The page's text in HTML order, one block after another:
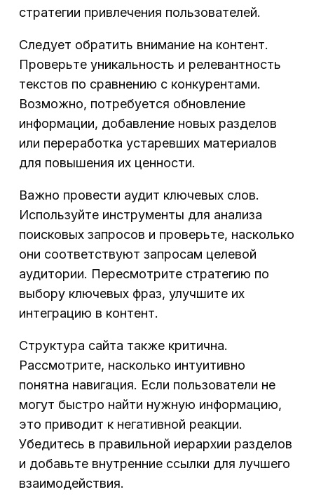
стратегии привлечения пользователей.
Следует обратить внимание на контент.
Проверьте уникальность и релевантность
текстов по сравнению с конкурентами.
Возможно, потребуется обновление
информации, добавление новых разделов
или переработка устаревших материалов
для повышения их ценности.
Важно провести аудит ключевых слов.
Используйте инструменты для анализа
поисковых запросов и проверьте, насколько
они соответствуют запросам целевой
аудитории. Пересмотрите стратегию по
выбору ключевых фраз, улучшите их
интеграцию в контент.
Структура сайта также критична.
Рассмотрите, насколько интуитивно
понятна навигация. Если пользователи не
могут быстро найти нужную информацию,
это приводит к негативной реакции.
Убедитесь в правильной иерархии разделов
и добавьте внутренние ссылки для лучшего
взаимодействия.